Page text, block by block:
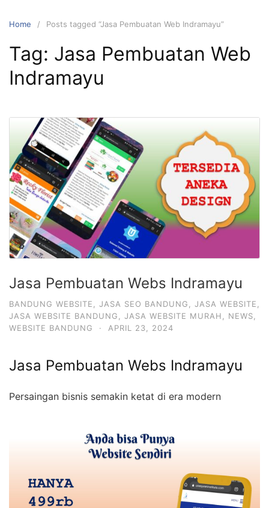
Home Posts tagged “Jasa Pembuatan Web Indramayu”
Tag: Jasa Pembuatan Web
Indramayu
Jasa Pembuatan Webs Indramayu
BANDUNG WEBSITE JASA SEO BANDUNG JASA WEBSITE
JASA WEBSITE BANDUNG
JASA WEBSITE MURAH NEWS
WEBSITE BANDUNG
· APRIL 23, 2024
Jasa Pembuatan Webs Indramayu
Persaingan bisnis semakin ketat di era modern